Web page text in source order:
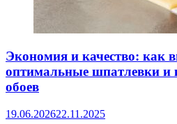
Экономия и качество: как
оптимальные шпатлевки и
обоев
19.06.202622.11.2025